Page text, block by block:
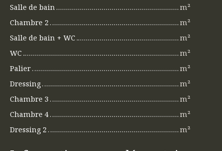
Salle de bain
m²
Chambre 2
m²
Salle de bain + WC
m²
WC
m²
Palier
m²
Dressing
m²
Chambre 3
m²
Chambre 4
m²
Dressing 2
m²